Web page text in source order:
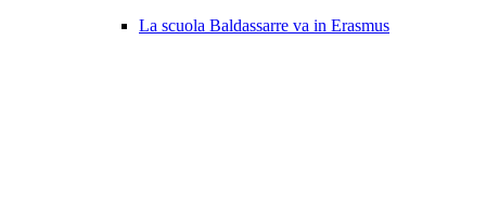
La scuola Baldassarre va in Erasmus